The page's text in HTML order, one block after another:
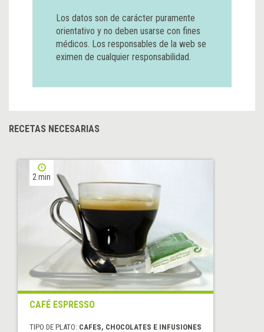
Los datos son de carácter puramente
orientativo y no deben usarse con fines
médicos. Los responsables de la web se
eximen de cualquier responsabilidad.
RECETAS NECESARIAS
2 min
CAFÉ ESPRESSO
TIPO DE PLATO: CAFES, CHOCOLATES E INFUSIONES